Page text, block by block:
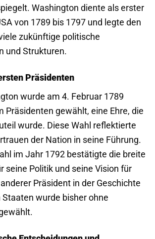
Washington diente als erster
von 1789 bis 1797 und legte den
zukünftige politische
und Strukturen.
Präsidenten
wurde am 4. Februar 1789
Präsidenten gewählt, eine Ehre, die
wurde. Diese Wahl reflektierte
der Nation in seine Führung.
im Jahr 1792 bestätigte die breite
seine Politik und seine Vision für
Präsident in der Geschichte
wurde bisher ohne